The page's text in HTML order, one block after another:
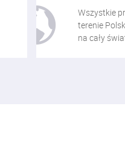
Wszystkie
terenie
na cały